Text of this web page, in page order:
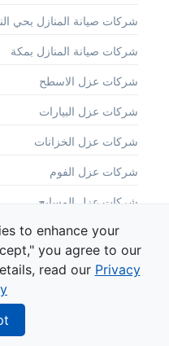
شركات صيانة المنازل بحي
شركات صيانة المنازل بمكة
شركات عزل الاسطح
شركات عزل البيارات
شركات عزل الخزانات
شركات عزل الفوم
شركات عزل المسابح
شركات عزل بالفوم
شركات كشف التسربات
شركات كشف التسربات
شركات كشف التسربات
to enhance your
you agree to our
read our Privacy